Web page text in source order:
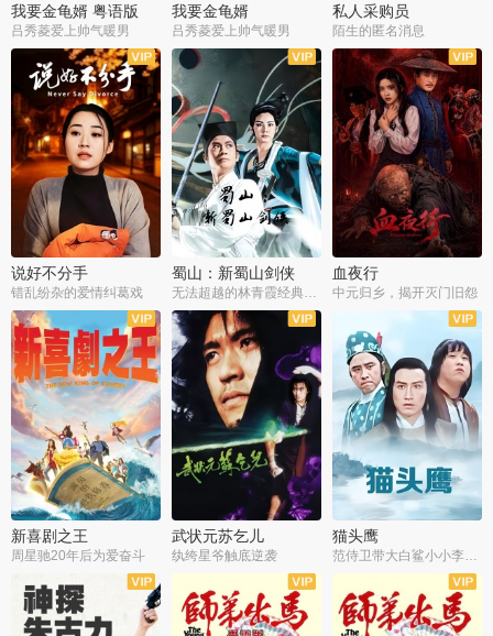
我要金龟婿 粤语版
吕秀菱爱上帅气暖男
我要金龟婿
吕秀菱爱上帅气暖男
私人采购员
陌生的匿名消息
说好不分手
错乱纷杂的爱情纠葛戏
蜀山：新蜀山剑侠
无法超越的林青霞经典角色
血夜行
中元归乡，揭开灭门旧怨
新喜剧之王
周星驰20年后为爱奋斗
武状元苏乞儿
纨绔星爷触底逆袭
猫头鹰